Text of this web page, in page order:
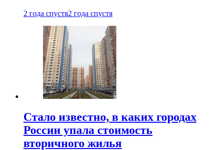
2 года спустя2 года спустя
Стало известно, в каких городах
России упала стоимость
вторичного жилья